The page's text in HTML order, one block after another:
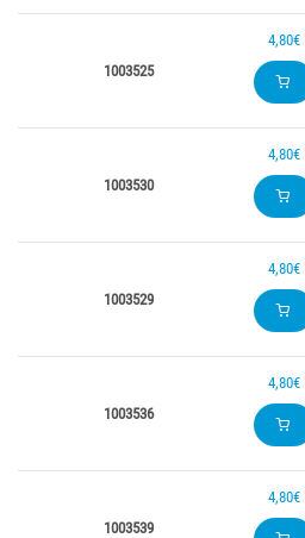
1003525
4,80€
1003530
4,80€
1003529
4,80€
1003536
4,80€
1003539
4,80€